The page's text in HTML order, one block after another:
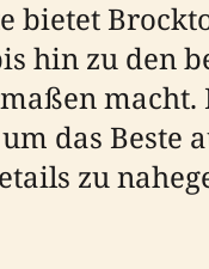
bietet
hin zu den
macht.
das Beste
zu